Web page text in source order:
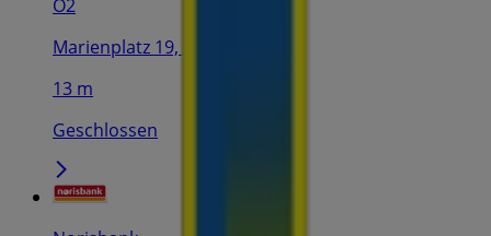
O2
Marienplatz 19, München
13 m
Geschlossen